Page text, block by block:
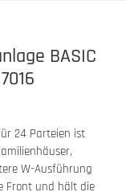
BASIC
24 Parteien ist
W-Ausführung
Front und hält die